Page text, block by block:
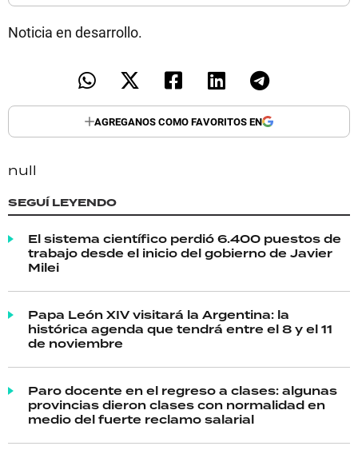
Noticia en desarrollo.
AGREGANOS COMO FAVORITOS EN
null
SEGUÍ LEYENDO
El sistema científico perdió 6.400 puestos de
trabajo desde el inicio del gobierno de Javier
Milei
Papa León XIV visitará la Argentina: la
histórica agenda que tendrá entre el 8 y el 11
de noviembre
Paro docente en el regreso a clases: algunas
provincias dieron clases con normalidad en
medio del fuerte reclamo salarial
PALABRAS
HORÓSCOPO
Seguinos